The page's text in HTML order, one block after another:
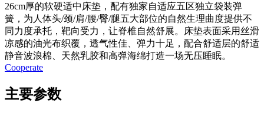
26cm厚的软硬适中床垫，配有独家自适应五区独立袋装弹
簧，为人体头/颈/肩/腰/臀/腿五大部位的自然生理曲度提供不
同力度承托，靶向受力，让脊椎自然舒展。床垫表面采用丝滑
凉感的油光布织覆，透气性佳、弹力十足，配合舒适层的舒适
静音波浪棉、天然乳胶和高弹海绵打造一场无压睡眠。
Cooperate
主要参数